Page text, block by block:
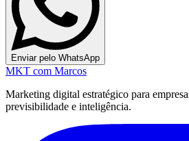
Enviar pelo WhatsApp
MKT com Marcos
Marketing digital estratégico para
previsibilidade e inteligência.